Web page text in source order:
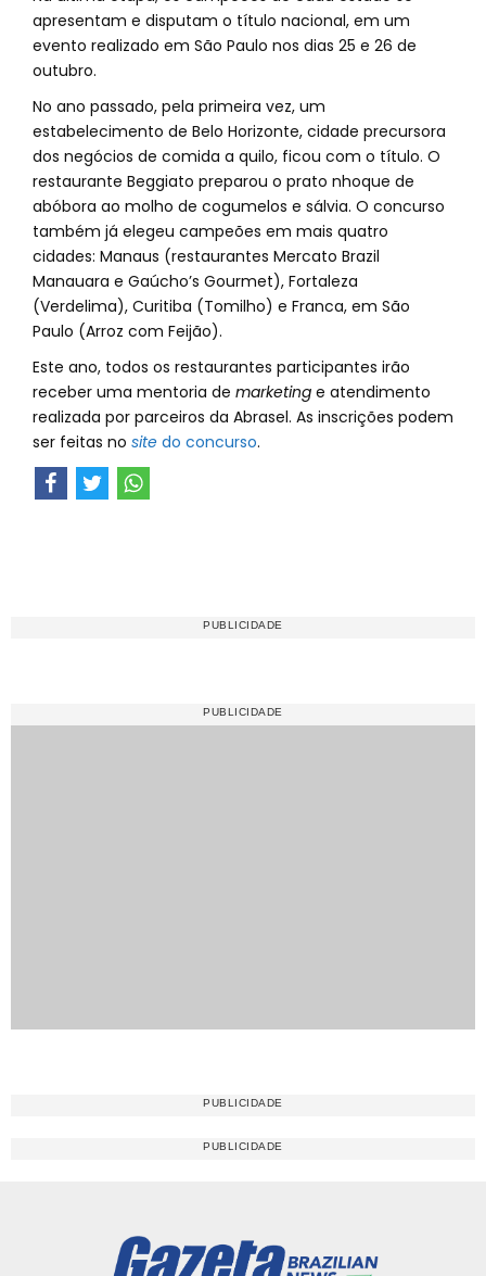
apresentam e disputam o título nacional, em um
evento realizado em São Paulo nos dias 25 e 26 de
outubro.
No ano passado, pela primeira vez, um
estabelecimento de Belo Horizonte, cidade precursora
dos negócios de comida a quilo, ficou com o título. O
restaurante Beggiato preparou o prato nhoque de
abóbora ao molho de cogumelos e sálvia. O concurso
também já elegeu campeões em mais quatro
cidades: Manaus (restaurantes Mercato Brazil
Manauara e Gaúcho’s Gourmet), Fortaleza
(Verdelima), Curitiba (Tomilho) e Franca, em São
Paulo (Arroz com Feijão).
Este ano, todos os restaurantes participantes irão
receber uma mentoria de marketing e atendimento
realizada por parceiros da Abrasel. As inscrições podem
ser feitas no site do concurso.